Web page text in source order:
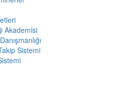
Akademisi
Sistemi